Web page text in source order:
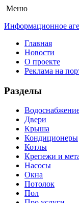
Меню
Информационное
Главная
Новости
О проекте
Реклама на
Разделы
Двери
Крыша
Кондиционеры
Котлы
Крепежи и
Насосы
Окна
Потолок
Пол